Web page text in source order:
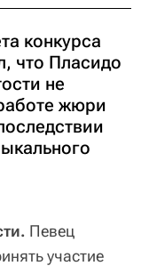
конкурса
что Пласидо
не
жюри
Певец
участие